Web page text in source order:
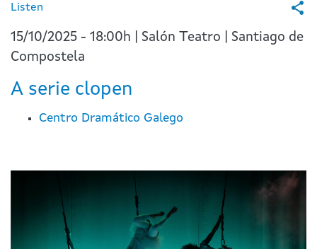
Listen
15/10/2025 - 18:00h | Salón Teatro | Santiago de
Compostela
A serie clopen
Centro Dramático Galego